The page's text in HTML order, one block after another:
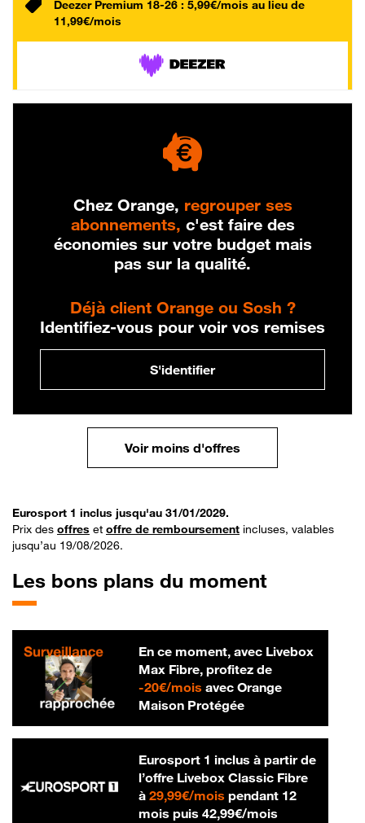
Deezer Premium 18-26 : 5,99€/mois au lieu de
11,99€/mois
Chez Orange, regrouper ses
abonnements, c'est faire des
économies sur votre budget mais
pas sur la qualité.
Déjà client Orange ou Sosh ?
Identifiez-vous pour voir vos remises
S'identifier
Voir moins d'offres
Eurosport 1 inclus jusqu'au 31/01/2029.
Prix des offres et offre de remboursement incluses, valables
jusqu’au 19/08/2026.
Les bons plans du moment
En ce moment, avec Livebox
Max Fibre, profitez de
-20€/mois20 € par mois
avec Orange
Maison Protégée
Eurosport 1 inclus à partir de
l’offre Livebox Classic Fibre
à 29,99€/mois29,99 € par mois
pendant 12
mois puis 42,99€/mois42,99 € par